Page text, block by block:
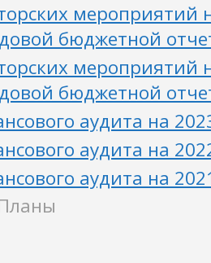
мероприятий
бюджетной
мероприятий
бюджетной
аудита на
аудита на
аудита на